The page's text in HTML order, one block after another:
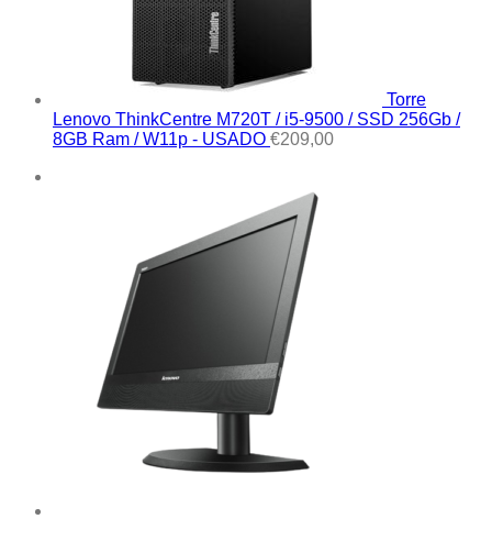
Torre
Lenovo ThinkCentre M720T / i5-9500 / SSD 256Gb /
8GB Ram / W11p - USADO €209,00